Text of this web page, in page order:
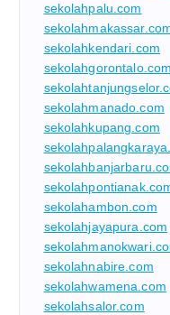
sekolahpalu.com
sekolahkendari.com
sekolahgorontalo.com
sekolahmanado.com
sekolahkupang.com
sekolahambon.com
sekolahjayapura.com
sekolahnabire.com
sekolahwamena.com
sekolahsalor.com